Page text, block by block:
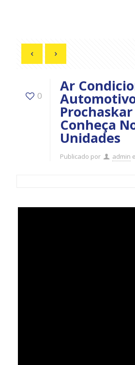
0
Ar
Prochaskar
Conheça
Unidades
Publicado por admin